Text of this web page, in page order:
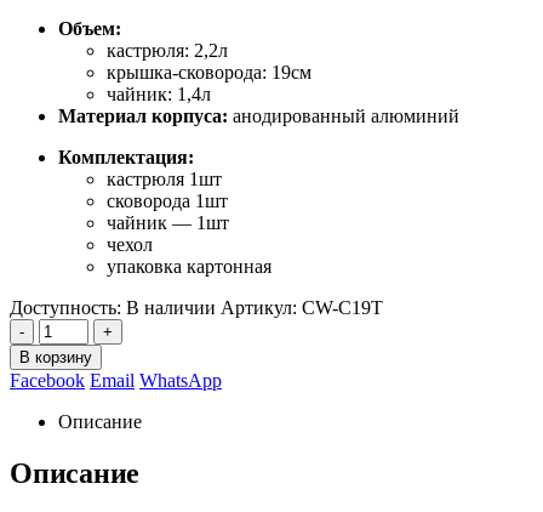
Объем:
кастрюля: 2,2л
крышка-сковорода: 19см
чайник: 1,4л
Материал корпуса: анодированный алюминий
Комплектация:
кастрюля 1шт
сковорода 1шт
чайник — 1шт
чехол
упаковка картонная
Доступность: В наличии Артикул: CW-C19T
-
+
В корзину
Facebook Email WhatsApp
Описание
Описание